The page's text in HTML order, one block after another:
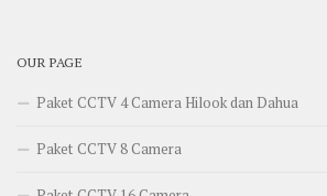
OUR PAGE
Paket CCTV 4 Camera Hilook dan Dahua
Paket CCTV 8 Camera